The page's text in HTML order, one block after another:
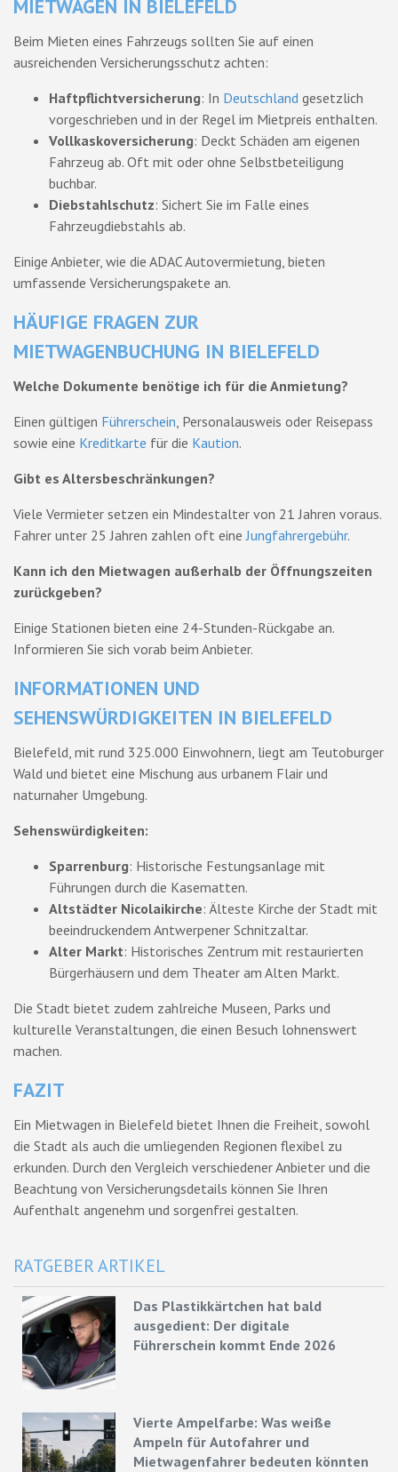
MIETWAGEN IN BIELEFELD
Beim Mieten eines Fahrzeugs sollten Sie auf einen
ausreichenden Versicherungsschutz achten:
Haftpflichtversicherung: In Deutschland gesetzlich
vorgeschrieben und in der Regel im Mietpreis enthalten.
Vollkaskoversicherung: Deckt Schäden am eigenen
Fahrzeug ab. Oft mit oder ohne Selbstbeteiligung
buchbar.
Diebstahlschutz: Sichert Sie im Falle eines
Fahrzeugdiebstahls ab.
Einige Anbieter, wie die ADAC Autovermietung, bieten
umfassende Versicherungspakete an.
HÄUFIGE FRAGEN ZUR
MIETWAGENBUCHUNG IN BIELEFELD
Welche Dokumente benötige ich für die Anmietung?
Einen gültigen Führerschein, Personalausweis oder Reisepass
sowie eine Kreditkarte für die Kaution.
Gibt es Altersbeschränkungen?
Viele Vermieter setzen ein Mindestalter von 21 Jahren voraus.
Fahrer unter 25 Jahren zahlen oft eineJungfahrergebühr.
Kann ich den Mietwagen außerhalb der Öffnungszeiten
zurückgeben?
Einige Stationen bieten eine 24-Stunden-Rückgabe an.
Informieren Sie sich vorab beim Anbieter.
INFORMATIONEN UND
SEHENSWÜRDIGKEITEN IN BIELEFELD
Bielefeld, mit rund 325.000 Einwohnern, liegt am Teutoburger
Wald und bietet eine Mischung aus urbanem Flair und
naturnaher Umgebung.
Sehenswürdigkeiten:
Sparrenburg: Historische Festungsanlage mit
Führungen durch die Kasematten.
Altstädter Nicolaikirche: Älteste Kirche der Stadt mit
beeindruckendem Antwerpener Schnitzaltar.
Alter Markt: Historisches Zentrum mit restaurierten
Bürgerhäusern und dem Theater am Alten Markt.
Die Stadt bietet zudem zahlreiche Museen, Parks und
kulturelle Veranstaltungen, die einen Besuch lohnenswert
machen.
FAZIT
Ein Mietwagen in Bielefeld bietet Ihnen die Freiheit, sowohl
die Stadt als auch die umliegenden Regionen flexibel zu
erkunden. Durch den Vergleich verschiedener Anbieter und die
Beachtung von Versicherungsdetails können Sie Ihren
Aufenthalt angenehm und sorgenfrei gestalten.
RATGEBER ARTIKEL
Das Plastikkärtchen hat bald
ausgedient: Der digitale
Führerschein kommt Ende 2026
Vierte Ampelfarbe: Was weiße
Ampeln für Autofahrer und
Mietwagenfahrer bedeuten könnten